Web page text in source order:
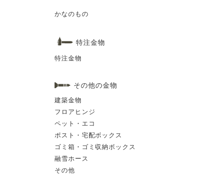
かなのもの
特注金物
特注金物
その他の金物
建築金物
フロアヒンジ
ペット・エコ
ポスト・宅配ボックス
ゴミ箱・ゴミ収納ボックス
融雪ホース
その他